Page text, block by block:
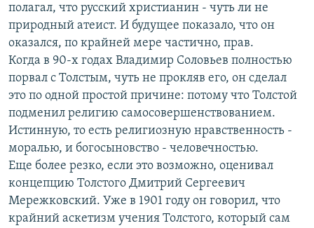
полагал, что русский христианин - чуть ли не
природный атеист. И будущее показало, что он
оказался, по крайней мере частично, прав.
Когда в 90-х годах Владимир Соловьев полностью
порвал с Толстым, чуть не прокляв его, он сделал
это по одной простой причине: потому что Толстой
подменил религию самосовершенствованием.
Истинную, то есть религиозную нравственность -
моралью, и богосыновство - человечностью.
Еще более резко, если это возможно, оценивал
концепцию Толстого Дмитрий Сергеевич
Мережковский. Уже в 1901 году он говорил, что
крайний аскетизм учения Толстого, который сам